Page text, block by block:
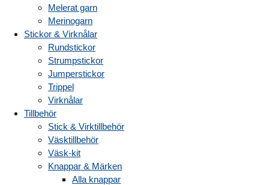
Melerat garn
Merinogarn
Stickor & Virknålar
Rundstickor
Strumpstickor
Jumperstickor
Trippel
Virknålar
Tillbehör
Stick & Virktillbehör
Väsktillbehör
Väsk-kit
Knappar & Märken
Alla knappar